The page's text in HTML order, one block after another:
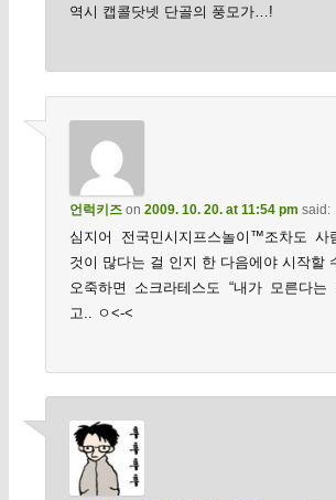
역시 캡콜닷넷 단골의 풍모가…!
언럭키즈on 2009. 10. 20. at 11:54 pm said:
심지어 전국민시지프스놀이™조차도 사
것이 많다는 걸 인지 한 다음에야 시작할
오죽하면 소크라테스도 “내가 모른다는
고.. ㅇ<-<